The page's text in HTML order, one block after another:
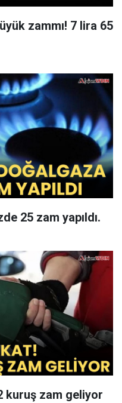
7 lira 65
25 zam yapıldı.
2 lira 52 kuruş zam geliyor